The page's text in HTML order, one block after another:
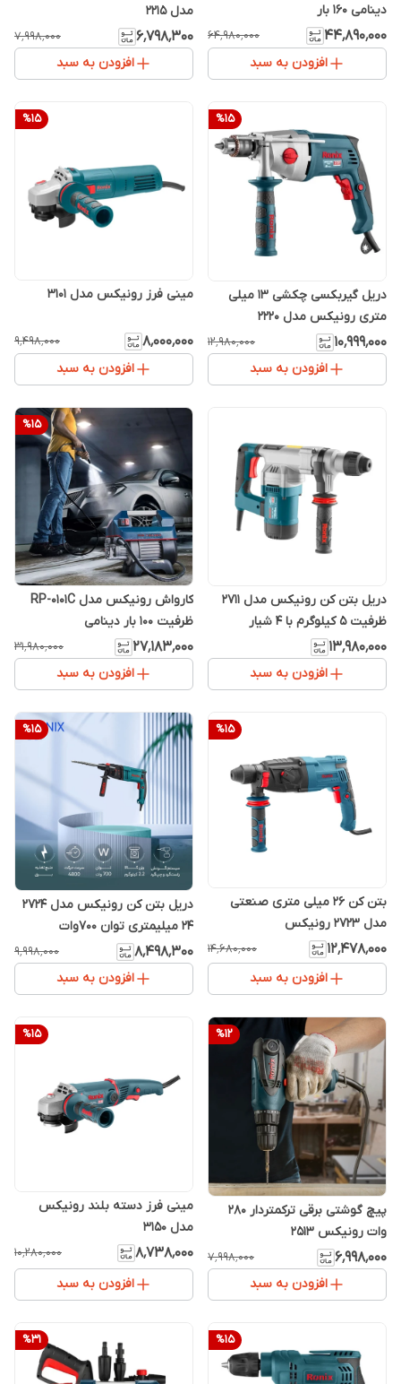
دینامی 160 بار
۴۴٬۸۹۰٬۰۰۰ ۶۴٬۹۸۰٬۰۰۰
افزودن به سبد
مدل 2215
۶٬۷۹۸٬۳۰۰ ۷٬۹۹۸٬۰۰۰
افزودن به سبد
%15
دریل گیربکسی چکشی 13 میلی‌
متری رونیکس مدل 2220
۱۰٬۹۹۹٬۰۰۰ ۱۲٬۹۸۰٬۰۰۰
افزودن به سبد
%15
مینی فرز رونیکس مدل 3101
۸٬۰۰۰٬۰۰۰ ۹٬۴۹۸٬۰۰۰
افزودن به سبد
دریل بتن کن رونیکس مدل 2711
ظرفیت ۵ کیلوگرم با ۴ شیار
۱۳٬۹۸۰٬۰۰۰
افزودن به سبد
%15
کارواش رونیکس مدل RP-0101C
ظرفیت ۱0۰ بار دینامی
۲۷٬۱۸۳٬۰۰۰ ۳۱٬۹۸۰٬۰۰۰
افزودن به سبد
%15
بتن کن 26 میلی متری صنعتی
مدل 2723 رونیکس
۱۲٬۴۷۸٬۰۰۰ ۱۴٬۶۸۰٬۰۰۰
افزودن به سبد
%15
دریل بتن کن رونیکس مدل 2724
24 میلیمتری توان 700وات
۸٬۴۹۸٬۳۰۰ ۹٬۹۹۸٬۰۰۰
افزودن به سبد
%12
پیچ گوشتی برقی ترکمتردار 280
وات رونیکس 2513
۶٬۹۹۸٬۰۰۰ ۷٬۹۹۸٬۰۰۰
افزودن به سبد
%15
مینی فرز دسته بلند رونیکس
مدل 3150
۸٬۷۳۸٬۰۰۰ ۱۰٬۲۸۰٬۰۰۰
افزودن به سبد
%15
%31